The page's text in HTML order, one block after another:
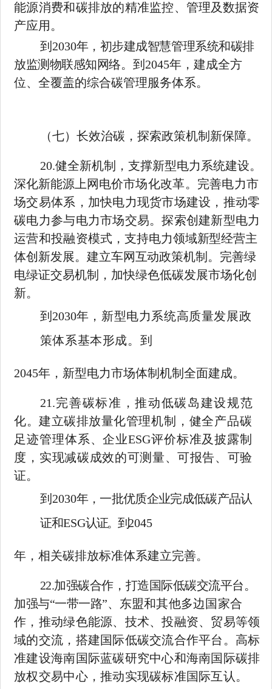
能源消费和碳排放的精准监控、管理及数据资
产应用。
到 2030年，初步建成智慧管理系统和碳排
放监测物联感知网络。 到 2045年，建成全方
位、全覆盖的综合碳管理服务体系。
（七）长效治碳，探索政策机制新保障。
20.健全新机制，支撑新型电力系统建设。
深化新能源上网电价市场化改革。完善电力市
场交易体系，加快电力现货市场建设，推动零
碳电力参与电力市场交易。探索创建新型电力
运营和投融资模式，支持电力领域新型经营主
体创新发展。建立车网互动政策机制。 完善绿
电绿证交易机制，加快绿色低碳发展市场化创
新。
到 2030年，新型电力系统高质量发展政
策体系基本形成。到
2045年，新型电力市场体制机制全面建成。
21.完善碳标准，推动低碳岛建设规范
化。建立碳排放量化管理机制，健全产品碳
足迹管理体系、企业ESG评价标准及披露制
度， 实现减碳成效的可测量、可报告、可验
证。
到 2030年，一批优质企业完成低碳产品认
证和ESG认证。到2045
年，相关碳排放标准体系建立完善。
22.加强碳合作，打造国际低碳交流平台。
加强与“一带一路”、 东盟和其他多边国家合
作，推动绿色能源、技术、投融资、贸易等领
域的交流，搭建国际低碳交流合作平台。高标
准建设海南国际蓝碳研究中心和海南国际碳排
放权交易中心，推动实现碳标准国际互认。